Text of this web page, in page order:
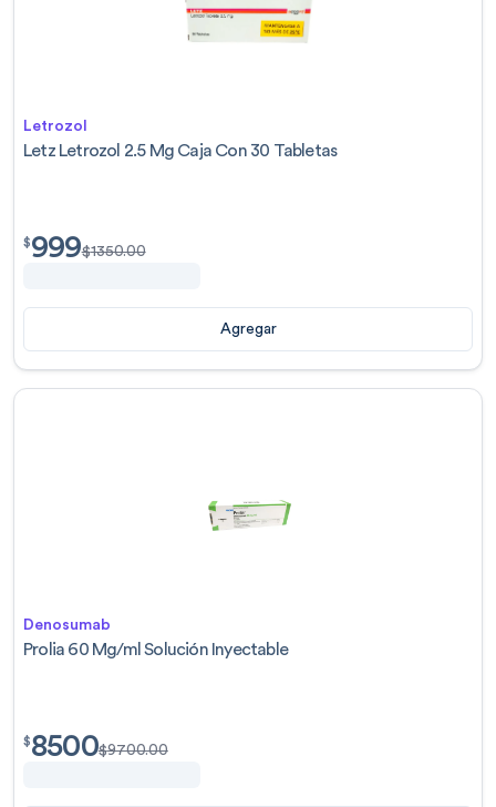
Letrozol
Letz Letrozol 2.5 Mg Caja Con 30 Tabletas
$999.00
$999$1350.00
Agregar
Denosumab
Prolia 60 Mg/ml Solución Inyectable
$8500.00
$8500$9700.00